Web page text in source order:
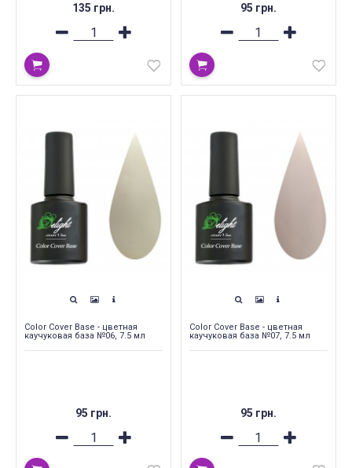
135 грн. 95 грн.
Color Cover Base - цветная
каучуковая база №06, 7.5 мл
95 грн.
Color Cover Base - цветная
каучуковая база №07, 7.5 мл
95 грн.